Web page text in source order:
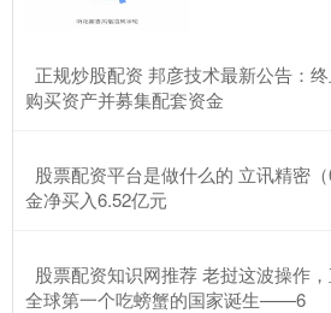
正规炒股配资 邦彦技术最新公告：
购买资产并募集配套资金
股票配资平台是做什么的 立讯精密
金净买入6.52亿元
股票配资知识网推荐 老挝这波操作
全球第一个吃螃蟹的国家诞生——6